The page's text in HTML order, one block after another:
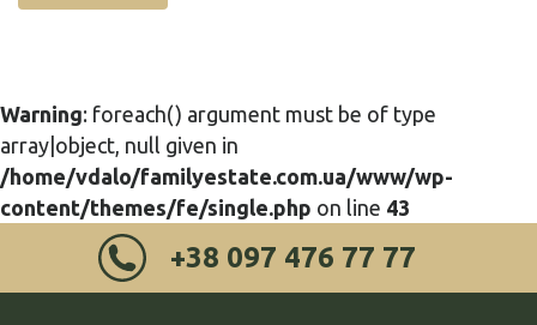
Warning: foreach() argument must be of type
array|object, null given in
/home/vdalo/familyestate.com.ua/www/wp-
content/themes/fe/single.php on line 43
+38 097 476 77 77